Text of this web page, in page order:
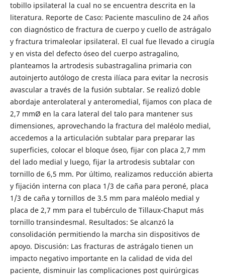
tobillo ipsilateral la cual no se encuentra descrita en la
literatura. Reporte de Caso: Paciente masculino de 24 años
con diagnóstico de fractura de cuerpo y cuello de astrágalo
y fractura trimaleolar ipsilateral. El cual fue llevado a cirugía
y en vista del defecto óseo del cuerpo astragalino,
planteamos la artrodesis subastragalina primaria con
autoinjerto autólogo de cresta ilíaca para evitar la necrosis
avascular a través de la fusión subtalar. Se realizó doble
abordaje anterolateral y anteromedial, fijamos con placa de
2,7 mmØ en la cara lateral del talo para mantener sus
dimensiones, aprovechando la fractura del maléolo medial,
accedemos a la articulación subtalar para preparar las
superficies, colocar el bloque óseo, fijar con placa 2,7 mm
del lado medial y luego, fijar la artrodesis subtalar con
tornillo de 6,5 mm. Por último, realizamos reducción abierta
y fijación interna con placa 1/3 de caña para peroné, placa
1/3 de caña y tornillos de 3.5 mm para maléolo medial y
placa de 2,7 mm para el tubérculo de Tillaux-Chaput más
tornillo transindesmal. Resultados: Se alcanzó la
consolidación permitiendo la marcha sin dispositivos de
apoyo. Discusión: Las fracturas de astrágalo tienen un
impacto negativo importante en la calidad de vida del
paciente, disminuir las complicaciones post quirúrgicas